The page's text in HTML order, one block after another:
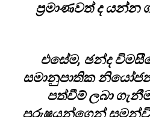
ප්‍රමාණවත් ද යන්න
එසේම, ඡන්ද
සමානුපාතික
පත්වීම් ලබා
පුරුෂයන්ගෙන්